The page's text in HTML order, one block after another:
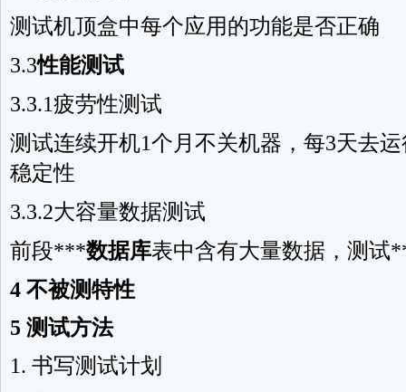
测试机顶盒中每个应用的功能是否正确
3.3性能测试
3.3.1疲劳性测试
测试连续开机1个月不关机器，每3天去
稳定性
3.3.2大容量数据测试
前段***数据库表中含有大量数据，测试
4 不被测特性
5 测试方法
1. 书写测试计划